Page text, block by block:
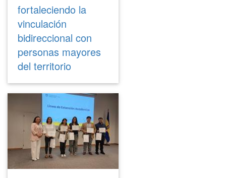
fortaleciendo la
vinculación
bidireccional con
personas mayores
del territorio